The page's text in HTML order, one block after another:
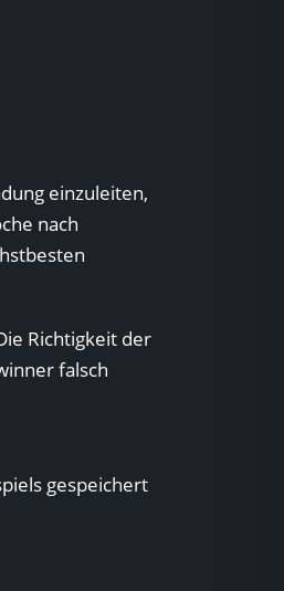
einzuleiten,
nach
Richtigkeit der
falsch
gespeichert